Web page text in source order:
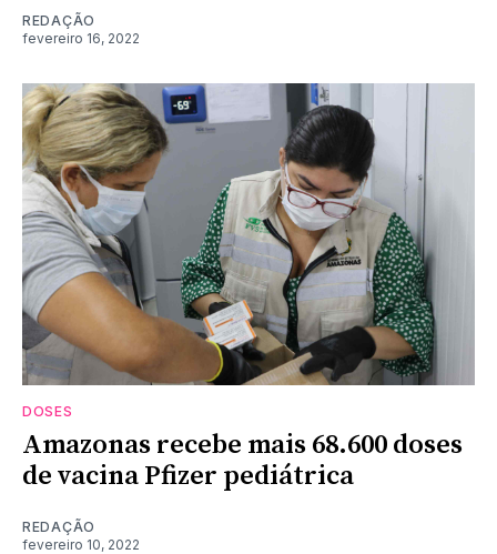
REDAÇÃO
fevereiro 16, 2022
DOSES
Amazonas recebe mais 68.600 doses
de vacina Pfizer pediátrica
REDAÇÃO
fevereiro 10, 2022